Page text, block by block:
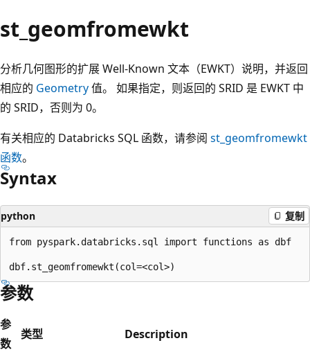
st_geomfromewkt
分析几何图形的扩展 Well-Known 文本（EWKT）说明，并返回
相应的 Geometry值。 如果指定，则返回的 SRID 是 EWKT 中
的 SRID，否则为 0。
有关相应的 Databricks SQL 函数，请参阅 st_geomfromewkt
函数。
Syntax
python 复制
from pyspark.databricks.sql import functions as dbf
参数
参
数
类型 Description